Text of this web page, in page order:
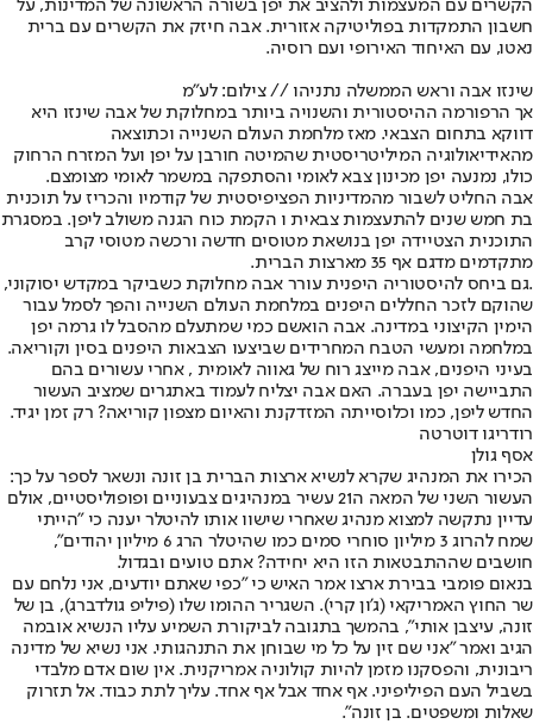
הקשרים עם המעצמות ולהציב את יפן בשורה הראשונה של המדינות, על
חשבון התמקדות בפוליטיקה אזורית. אבה חיזק את הקשרים עם ברית
נאטו, עם האיחוד האירופי ועם רוסיה.
שינזו אבה וראש הממשלה נתניהו // צילום: לע"מ
אך הרפורמה ההיסטורית והשנויה ביותר במחלוקת של אבה שינזו היא
דווקא בתחום הצבאי. מאז מלחמת העולם השנייה וכתוצאה
מהאידיאולוגיה המיליטריסטית שהמיטה חורבן על יפן ועל המזרח הרחוק
כולו, נמנעה יפן מכינון צבא לאומי והסתפקה במשמר לאומי מצומצם.
אבה החליט לשבור מהמדיניות הפציפיסטית של קודמיו והכריז על תוכנית
בת חמש שנים להתעצמות צבאית ו הקמת כוח הגנה משולב ליפן. במסגרת
התוכנית הצטיידה יפן בנושאת מטוסים חדשה ורכשה מטוסי קרב
מתקדמים מדגם אף 35 מארצות הברית.
.גם ביחס להיסטוריה היפנית עורר אבה מחלוקת כשביקר במקדש יסוקוני,
שהוקם לזכר החללים היפנים במלחמת העולם השנייה והפך לסמל עבור
הימין הקיצוני במדינה. אבה הואשם כמי שמתעלם מהסבל לו גרמה יפן
במלחמה ומעשי הטבח המחרידים שביצעו הצבאות היפנים בסין וקוריאה.
בעיני היפנים, אבה מייצג רוח של גאווה לאומית , אחרי עשורים בהם
התביישה יפן בעברה. האם אבה יצליח לעמוד באתגרים שמציב העשור
החדש ליפן, כמו וכלוסייתה המזדקנת והאיום מצפון קוריאה? רק זמן יגיד.
רודריגו דוטרטה
אסף גולן
הכירו את המנהיג שקרא לנשיא ארצות הברית בן זונה ונשאר לספר על כך:
העשור השני של המאה ה21 עשיר במנהיגים צבעוניים ופופוליסטיים, אולם
עדיין נתקשה למצוא מנהיג שאחרי שישוו אותו להיטלר יענה כי "הייתי
שמח להרוג 3 מיליון סוחרי סמים כמו שהיטלר הרג 6 מיליון יהודים",
חושבים שההתבטאות הזו היא יחידה? אתם טועים ובגדול.
בנאום פומבי בבירת ארצו אמר האיש כי "כפי שאתם יודעים, אני נלחם עם
שר החוץ האמריקאי (ג'ון קרי). השגריר ההומו שלו (פיליפ גולדברג), בן של
זונה, עיצבן אותי", בהמשך בתגובה לביקורת השמיע עליו הנשיא אובמה
הגיב ואמר "אני שם זין על כל מי שבוחן את התנהגותי. אני נשיא של מדינה
ריבונית, והפסקנו מזמן להיות קולוניה אמריקנית. אין שום אדם מלבדי
בשביל העם הפיליפיני. אף אחד אבל אף אחד. עליך לתת כבוד. אל תזרוק
שאלות ומשפטים. בן זונה".